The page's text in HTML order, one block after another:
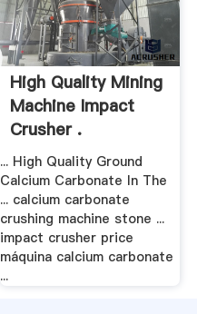
High Quality Mining
Machine Impact
Crusher .
... High Quality Ground
Calcium Carbonate In The
... calcium carbonate
crushing machine stone ...
impact crusher price
máquina calcium carbonate
...